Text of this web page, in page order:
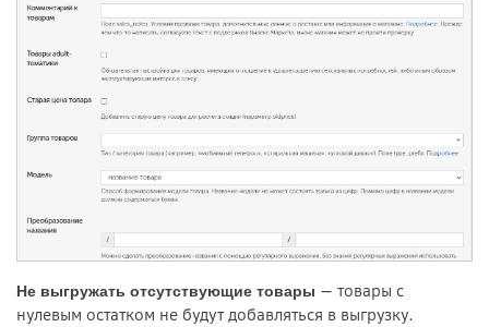
Не выгружать отсутствующие товары — товары с
нулевым остатком не будут добавляться в выгрузку.